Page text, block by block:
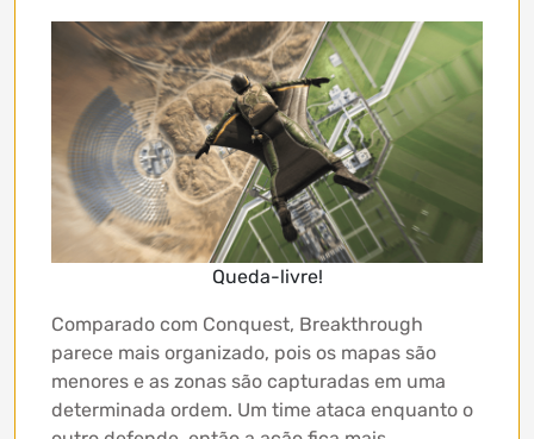
Queda-livre!
Comparado com Conquest, Breakthrough
parece mais organizado, pois os mapas são
menores e as zonas são capturadas em uma
determinada ordem. Um time ataca enquanto o